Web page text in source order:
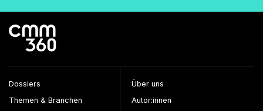
Dossiers
Themen & Branchen
Über uns
Autor:innen